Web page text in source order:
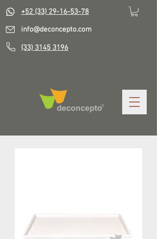
+52 (33) 29-16-53-78
info@deconcepto.com
(33) 3145 3196